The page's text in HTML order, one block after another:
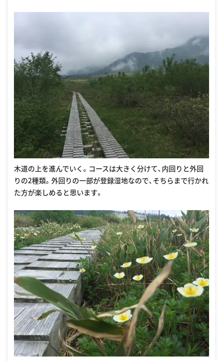
木道の上を進んでいく。コースは大きく分けて、内回りと外回
りの2種類。外回りの一部が登録湿地なので、そちらまで行かれ
た方が楽しめると思います。